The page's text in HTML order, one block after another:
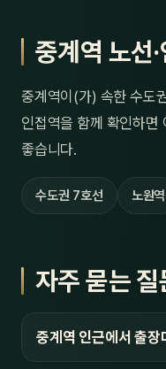
중계역 노선
중계역이(가) 속한 수도
인접역을 함께 확인하면
좋습니다.
수도권 7호선 노원역
자주 묻는 질
중계역 인근에서 출